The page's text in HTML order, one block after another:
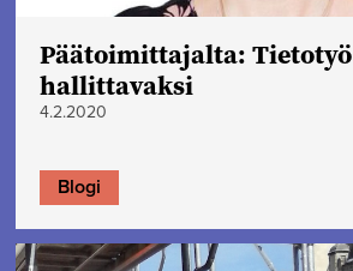
Päätoimittajalta: Tietotyö
hallittavaksi
4.2.2020
Blogi